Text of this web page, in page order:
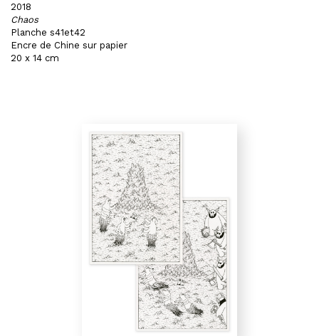
2018
Chaos
Planche s41et42
Encre de Chine sur papier
20 x 14 cm